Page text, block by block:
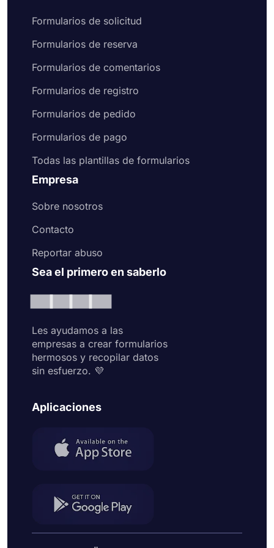
tiempo. Entonces, elija uno de nuestros ejemplos
profesionales en línea hoy.
Formularios de solicitud
Formularios de reserva
Formularios de comentarios
Formularios de registro
Formularios de pedido
Formularios de pago
Todas las plantillas de formularios
Empresa
Sobre nosotros
Contacto
Reportar abuso
Sea el primero en saberlo
Les ayudamos a las
empresas a crear formularios
hermosos y recopilar datos
sin esfuerzo. 💜
Aplicaciones